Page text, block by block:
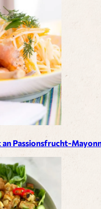
Passionsfrucht-